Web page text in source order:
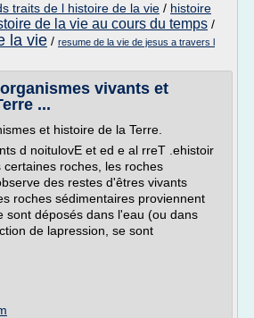
traits de l histoire de la vie / histoire
de la vie au cours du temps /
la vie / resume de la vie de jesus a travers l
vivants et
...
et histoire de la Terre.
d noitulovE et ed e al rreT .ehistoir
certaines roches, les roches
des restes d'êtres vivants
roches sédimentaires proviennent
sont déposés dans l'eau (ou dans
de lapression, se sont